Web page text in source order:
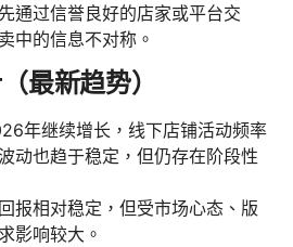
通过信誉良好的店家或平台交
中的信息不对称。
最新趋势）
年继续增长，线下店铺活动频率
动也趋于稳定，但仍存在阶段性
报相对稳定，但受市场心态、版
影响较大。